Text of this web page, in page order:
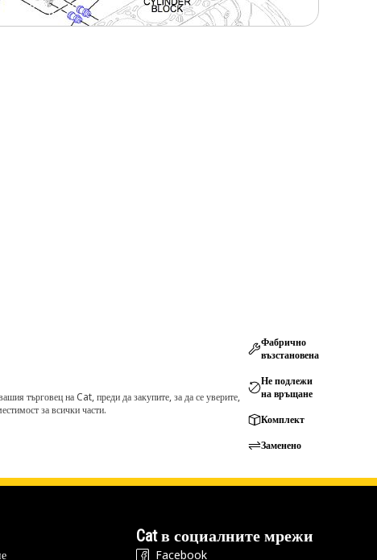
търговец на Cat, преди да закупите, за да се уверите,
за всички части.
Фабрично
възстановена
Не подлежи
на връщане
Комплект
Заменено
Cat в социалните мрежи
Facebook